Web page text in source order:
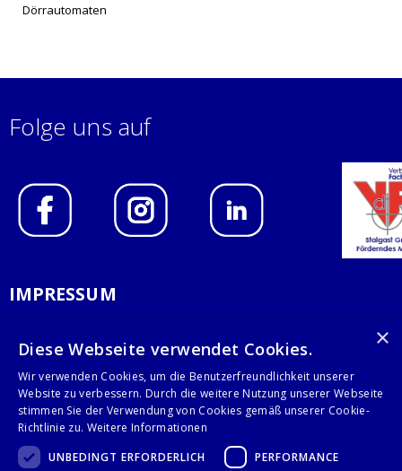
Dörrautomaten
Folge uns auf
IMPRESSUM
AGB
KONTAKT
Stalgast GmbH
×
Diese Webseite verwendet Cookies.
Wir verwenden Cookies, um die Benutzerfreundlichkeit unserer
Website zu verbessern. Durch die weitere Nutzung unserer Webseite
stimmen Sie der Verwendung von Cookies gemäß unserer Cookie-
Richtlinie zu. Weitere Informationen
UNBEDINGT ERFORDERLICH
PERFORMANCE